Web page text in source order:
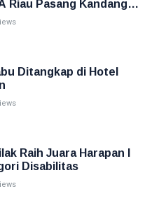
Riau Pasang Kandang
Ditangkap di Hotel
Raih Juara Harapan I
Disabilitas